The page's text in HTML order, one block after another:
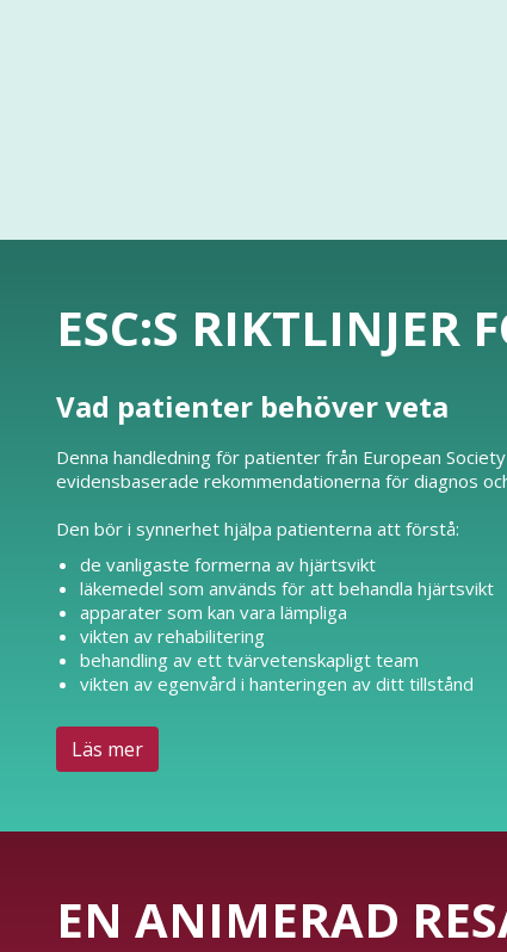
ESC:S RIKTLINJER
Vad patienter behöver veta
Denna handledning för patienter från European
evidensbaserade rekommendationerna för diagnos
Den bör i synnerhet hjälpa patienterna att förstå:
de vanligaste formerna av hjärtsvikt
läkemedel som används för att behandla hjärtsvikt
apparater som kan vara lämpliga
vikten av rehabilitering
behandling av ett tvärvetenskapligt team
vikten av egenvård i hanteringen av ditt tillstånd
Läs mer
EN ANIMERAD